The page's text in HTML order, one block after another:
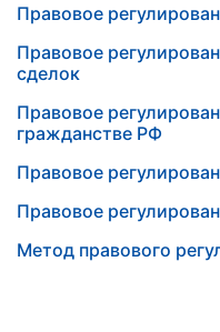
Правовое
Правовое
сделок
Правовое
гражданстве РФ
Правовое
Правовое
Метод правового